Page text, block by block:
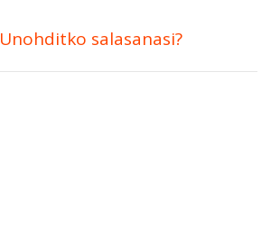
Unohditko salasanasi?